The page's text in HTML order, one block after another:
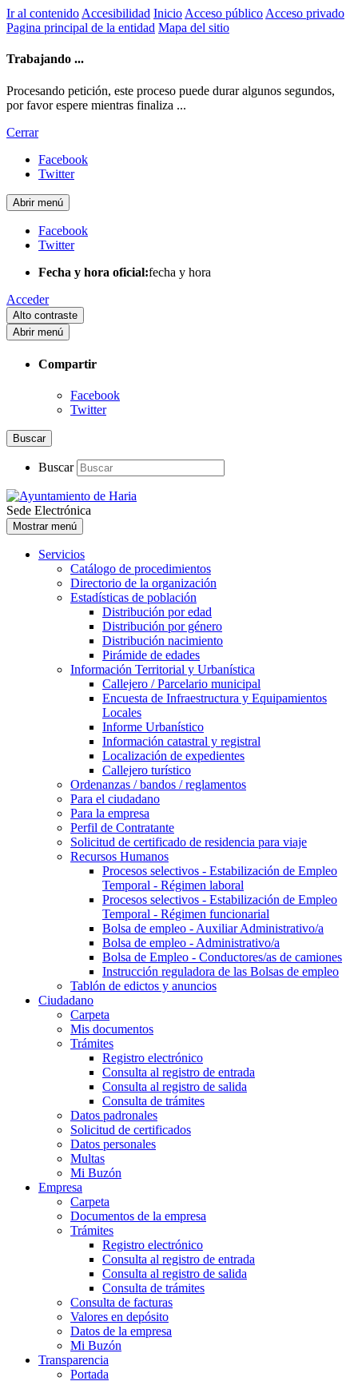
Ir al contenido Accesibilidad Inicio Acceso público Acceso privado
Pagina principal de la entidad Mapa del sitio
Trabajando ...
Procesando petición, este proceso puede durar algunos segundos,
por favor espere mientras finaliza ...
Cerrar
Facebook
Twitter
Abrir menú
Facebook
Twitter
Fecha y hora oficial:fecha y hora
Acceder
Alto contraste
Abrir menú
Compartir
Facebook
Twitter
Buscar
Buscar
Sede Electrónica
Mostrar menú
Servicios
Catálogo de procedimientos
Directorio de la organización
Estadísticas de población
Distribución por edad
Distribución por género
Distribución nacimiento
Pirámide de edades
Información Territorial y Urbanística
Callejero / Parcelario municipal
Encuesta de Infraestructura y Equipamientos
Locales
Informe Urbanístico
Información catastral y registral
Localización de expedientes
Callejero turístico
Ordenanzas / bandos / reglamentos
Para el ciudadano
Para la empresa
Perfil de Contratante
Solicitud de certificado de residencia para viaje
Recursos Humanos
Procesos selectivos - Estabilización de Empleo
Temporal - Régimen laboral
Procesos selectivos - Estabilización de Empleo
Temporal - Régimen funcionarial
Bolsa de empleo - Auxiliar Administrativo/a
Bolsa de empleo - Administrativo/a
Bolsa de Empleo - Conductores/as de camiones
Instrucción reguladora de las Bolsas de empleo
Tablón de edictos y anuncios
Ciudadano
Carpeta
Mis documentos
Trámites
Registro electrónico
Consulta al registro de entrada
Consulta al registro de salida
Consulta de trámites
Datos padronales
Solicitud de certificados
Datos personales
Multas
Mi Buzón
Empresa
Carpeta
Documentos de la empresa
Trámites
Registro electrónico
Consulta al registro de entrada
Consulta al registro de salida
Consulta de trámites
Consulta de facturas
Valores en depósito
Datos de la empresa
Mi Buzón
Transparencia
Portada